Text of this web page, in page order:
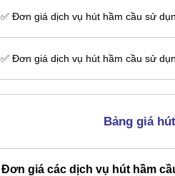
✅ Đơn giá dịch vụ hút hầm cầu sử
✅ Đơn giá dịch vụ hút hầm cầu sử
Bảng giá
Đơn giá các dịch vụ hút hầm